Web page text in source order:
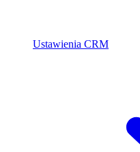
Ustawienia CRM